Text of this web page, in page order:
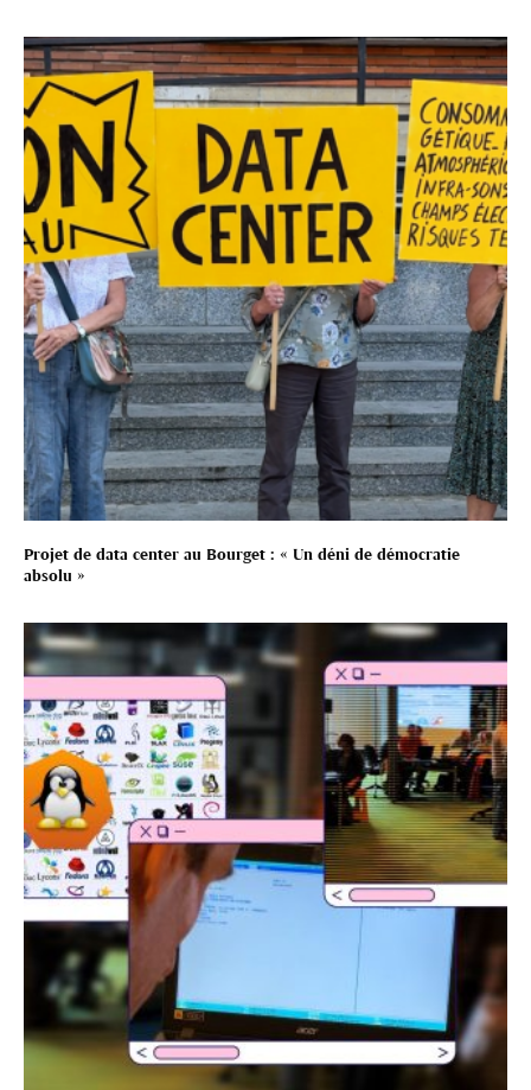
Projet de data center au Bourget : « Un déni de démocratie
absolu »